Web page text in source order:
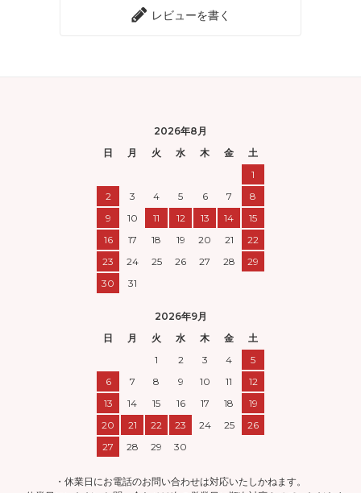
レビューを書く
2026年8月
日
月 火 水 木 金
土
1
2
3 4 5 6 7
8
9
10 11 12 13 14
15
16
17 18 19 20 21
22
23
24 25 26 27 28
29
30
31
2026年9月
日
月 火 水 木 金
土
1
2 3 4
5
6
7 8 9 10 11
12
13
14 15 16 17 18
19
20
21 22 23 24 25
26
27
28 29 30
・休業日にお電話のお問い合わせは対応いたしかねます。